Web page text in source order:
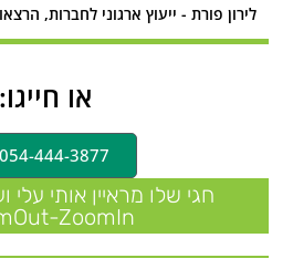
לירון פורת - ייעוץ ארגוני לחברות,
או חייגו:
444-3877
חגי שלו מראיין אותי עלי
ZoomIn